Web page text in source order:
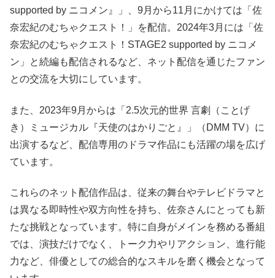
supported by ニコメン』」、9月から11月にかけては「佐
奈宏紀のむちゃクエスト！」を配信。2024年3月には「佐
奈宏紀のむちゃクエスト！STAGE2 supported by ニコメ
ン」と続編も配信されるなど、ネット配信を通じたファン
との交流を大切にしています。
また、2023年9月からは「2.5次元的世界 言劇（ことげ
き）ミュージカル『天使のはかりごと』」（DMM TV）に
出演するなど、配信専用のドラマ作品にも活躍の場を広げ
ています。
これらのネット配信作品は、従来の舞台やテレビドラマと
は異なる即時性や双方向性を持ち、佐奈さんにとっても新
たな挑戦となっています。特に自身がメインを務める番組
では、演技だけでなく、トーク力やリアクション、進行能
力など、俳優としての総合的なスキルを磨く機会となって